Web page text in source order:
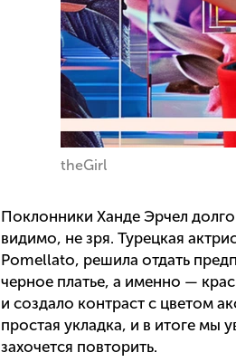
theGirl
Поклонники Ханде Эрчел
видимо, не зря. Турецкая
Pomellato, решила отдать
черное платье, а именно —
и создало контраст с цветом
простая укладка, и в итоге мы
захочется повторить.